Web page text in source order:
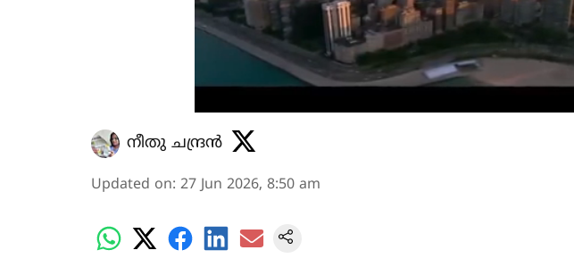
നീതു ചന്ദ്രൻ
Updated on: 27 Jun 2026, 8:50 am